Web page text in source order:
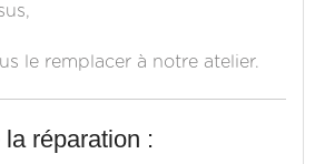
le remplacer à notre atelier.
réparation :